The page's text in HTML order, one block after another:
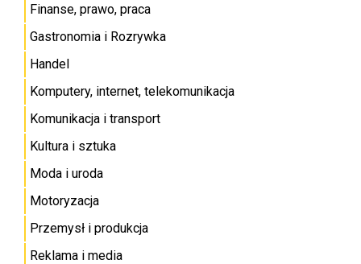
Finanse, prawo, praca
Gastronomia i Rozrywka
Handel
Komputery, internet, telekomunikacja
Komunikacja i transport
Kultura i sztuka
Moda i uroda
Motoryzacja
Przemysł i produkcja
Reklama i media